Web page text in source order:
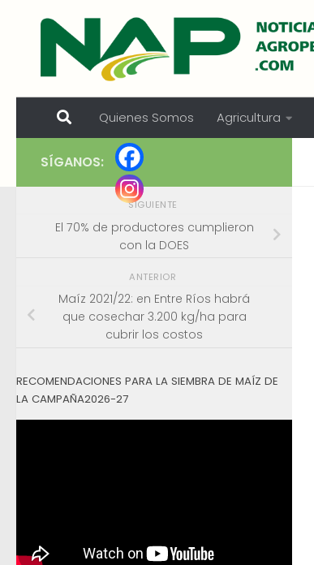
Skip to content
Quienes Somos Agricultura
SÍGANOS:
SIGUIENTE
El 70% de productores cumplieron
con la DOES
ANTERIOR
Maíz 2021/22: en Entre Ríos habrá
que cosechar 3.200 kg/ha para
cubrir los costos
RECOMENDACIONES PARA LA SIEMBRA DE MAÍZ DE
LA CAMPAÑA2026-27